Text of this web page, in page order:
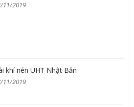
11/2019
khí nén UHT Nhật Bản
11/2019